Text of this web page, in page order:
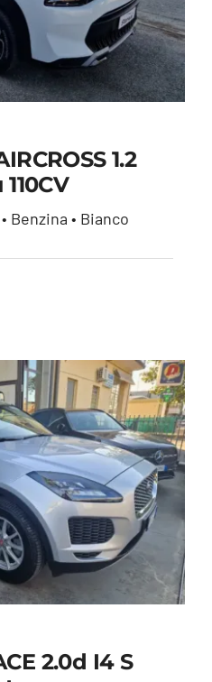
C3
1.2
110CV
1.2
Benzina • Bianco
2.0d I4 S